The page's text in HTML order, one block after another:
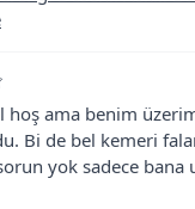
hoş ama benim
Bi de bel kemeri
yok sadece bana